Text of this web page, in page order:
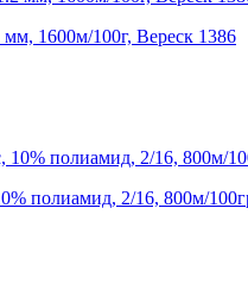
1600м/100г, Вереск 1386
полиамид, 2/16, 800м/